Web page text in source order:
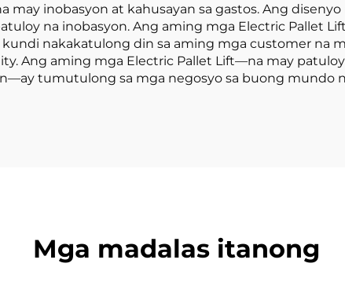
inobasyon at kahusayan sa gastos. Ang
na inobasyon. Ang aming mga Electric Pallet
nakakatulong din sa aming mga customer na
Ang aming mga Electric Pallet Lift—na may
tumutulong sa mga negosyo sa buong mundo
Mga madalas itanong